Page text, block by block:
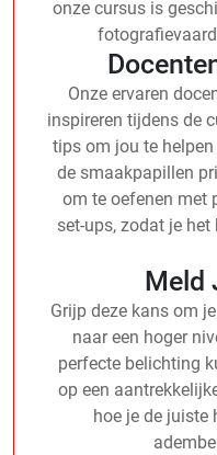
onze cursus is
Onze ervaren
inspireren tijdens de
tips om jou te
de smaakpapillen
om te oefenen met
set-ups, zodat je
Meld
Grijp deze kans om
naar een hoger
perfecte belichting
op een
hoe je de juiste